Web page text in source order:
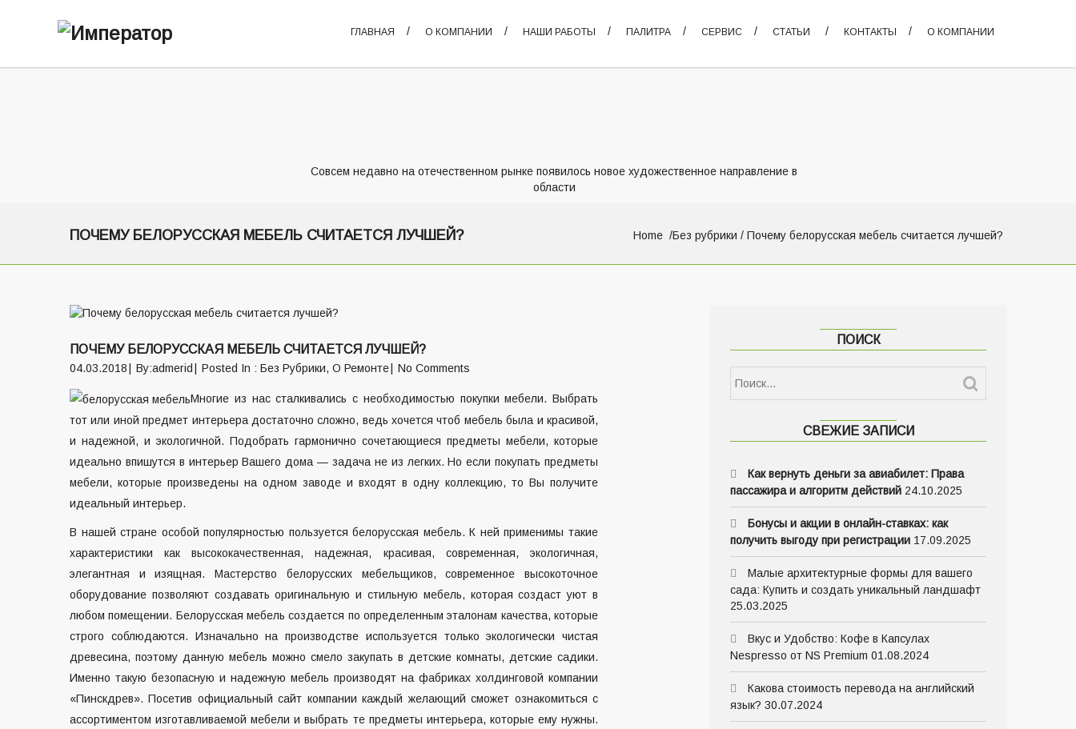
ГЛАВНАЯ О КОМПАНИИ НАШИ РАБОТЫ ПАЛИТРА СЕРВИС СТАТЬИ КОНТАКТЫ О КОМПАНИИ
Совсем недавно на отечественном рынке появилось новое художественное направление в
области
ПОЧЕМУ БЕЛОРУССКАЯ МЕБЕЛЬ СЧИТАЕТСЯ ЛУЧШЕЙ? Home Без рубрики / Почему белорусская мебель считается лучшей?
ПОЧЕМУ БЕЛОРУССКАЯ МЕБЕЛЬ СЧИТАЕТСЯ ЛУЧШЕЙ?
04.03.2018 By:admerid Posted In : Без Рубрики, О Ремонте No Comments
Многие из нас сталкивались с необходимостью покупки мебели. Выбрать
тот или иной предмет интерьера достаточно сложно, ведь хочется чтоб мебель была и красивой,
и надежной, и экологичной. Подобрать гармонично сочетающиеся предметы мебели, которые
идеально впишутся в интерьер Вашего дома — задача не из легких. Но если покупать предметы
мебели, которые произведены на одном заводе и входят в одну коллекцию, то Вы получите
идеальный интерьер.
В нашей стране особой популярностью пользуется белорусская мебель. К ней применимы такие
характеристики как высококачественная, надежная, красивая, современная, экологичная,
элегантная и изящная. Мастерство белорусских мебельщиков, современное высокоточное
оборудование позволяют создавать оригинальную и стильную мебель, которая создаст уют в
любом помещении. Белорусская мебель создается по определенным эталонам качества, которые
строго соблюдаются. Изначально на производстве используется только экологически чистая
древесина, поэтому данную мебель можно смело закупать в детские комнаты, детские садики.
Именно такую безопасную и надежную мебель производят на фабриках холдинговой компании
«Пинскдрев». Посетив официальный сайт компании каждый желающий сможет ознакомиться с
ассортиментом изготавливаемой мебели и выбрать те предметы интерьера, которые ему нужны.
ПОИСК
СВЕЖИЕ ЗАПИСИ
Как вернуть деньги за авиабилет: Права
пассажира и алгоритм действий 24.10.2025
Бонусы и акции в онлайн-ставках: как
получить выгоду при регистрации 17.09.2025
Малые архитектурные формы для вашего
сада: Купить и создать уникальный ландшафт
25.03.2025
Вкус и Удобство: Кофе в Капсулах
Nespresso от NS Premium 01.08.2024
Какова стоимость перевода на английский
язык? 30.07.2024